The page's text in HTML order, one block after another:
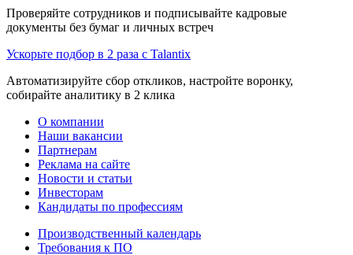
Проверяйте сотрудников и подписывайте кадровые
документы без бумаг и личных встреч
Ускорьте подбор в 2 раза с Talantix
Автоматизируйте сбор откликов, настройте воронку,
собирайте аналитику в 2 клика
О компании
Наши вакансии
Партнерам
Реклама на сайте
Новости и статьи
Инвесторам
Кандидаты по профессиям
Производственный календарь
Требования к ПО